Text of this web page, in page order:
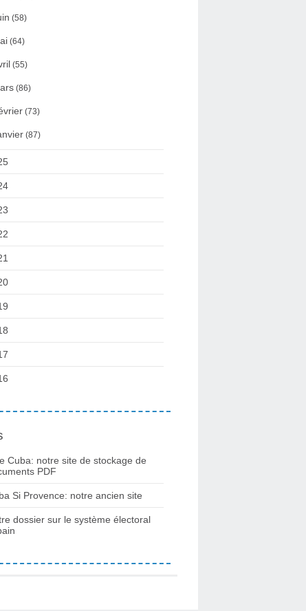
(58)
(64)
(55)
(86)
(73)
(87)
Cuba: notre site de stockage de
PDF
Si Provence: notre ancien site
dossier sur le système électoral